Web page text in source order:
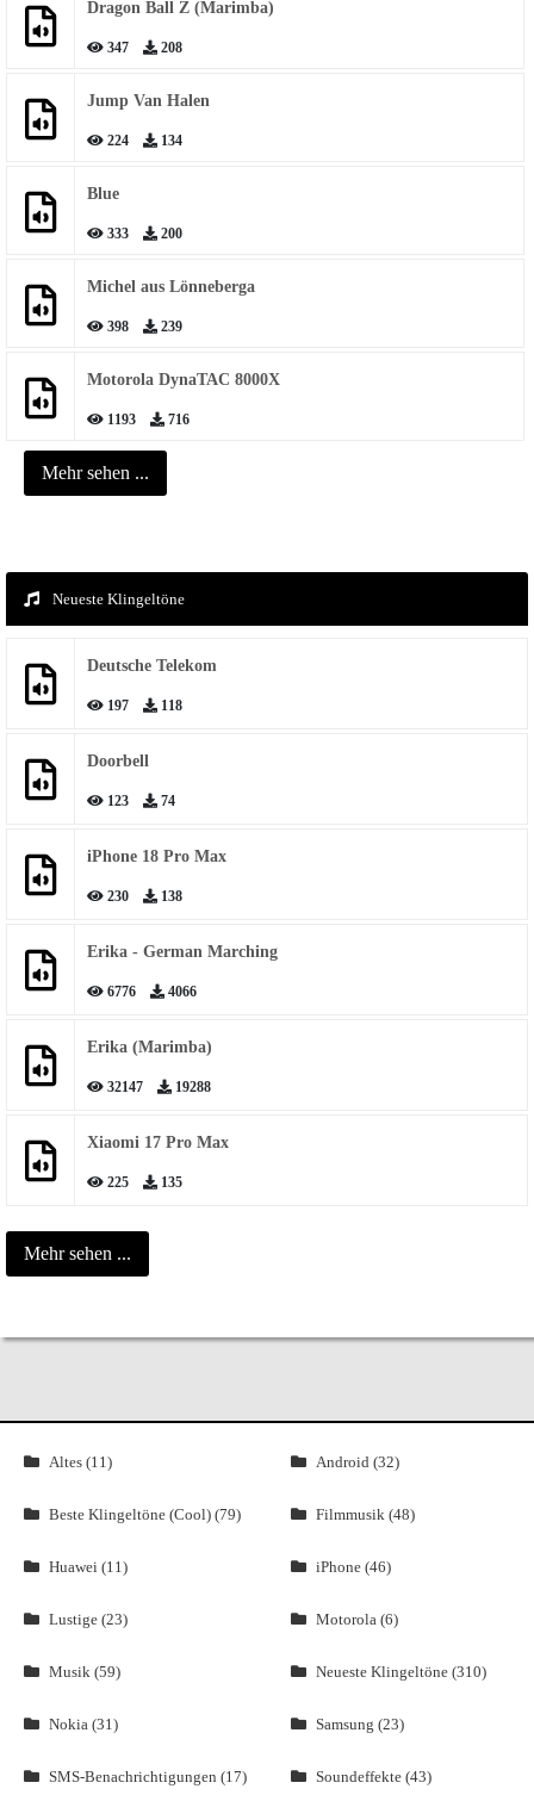
Dragon Ball Z (Marimba)
347 208
Jump Van Halen
224 134
Blue
333 200
Michel aus Lönneberga
398 239
Motorola DynaTAC 8000X
1193 716
Mehr sehen ...
Neueste Klingeltöne
Deutsche Telekom
197 118
Doorbell
123 74
iPhone 18 Pro Max
230 138
Erika - German Marching
6776 4066
Erika (Marimba)
32147 19288
Xiaomi 17 Pro Max
225 135
Mehr sehen ...
Altes (11) Android (32)
Beste Klingeltöne (Cool) (79) Filmmusik (48)
Huawei (11) iPhone (46)
Lustige (23) Motorola (6)
Musik (59) Neueste Klingeltöne (310)
Nokia (31) Samsung (23)
SMS-Benachrichtigungen (17) Soundeffekte (43)